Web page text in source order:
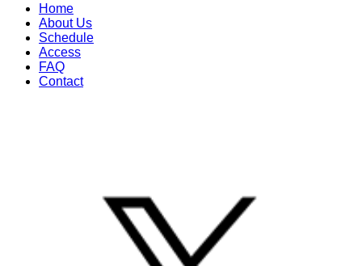
Home
About Us
Schedule
Access
FAQ
Contact